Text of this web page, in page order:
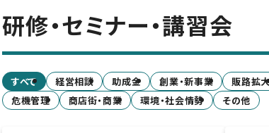
研修・セミナー・講習会
すべて 経営相談 助成金 創業・新事業 販路拡
危機管理
商店街・商業 環境・社会情勢 その他